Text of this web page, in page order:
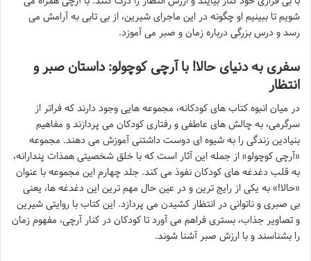
شویم تا ببینیم او چگونه در این ماجرای شیرین، از بی تابی به آرامش می
رسد و درس بزرگی درباره زمان و صبر می آموزد.
سفری به دنیای حالا! با آرچی کوچولو: داستان صبر و
انتظار
در میان انبوه کتاب های کودکانه، مجموعه هایی وجود دارند که فراتر از
سرگرمی، به چالش های عاطفی و رفتاری کودکان می پردازند و مفاهیم
بنیادین زندگی را به شیوه ای دوست داشتنی آموزش می دهند. مجموعه
«آرچی کوچولو» از جمله این آثار است که با خلق شخصیتی همذات پندارانه،
به قلب دغدغه های کودکان نفوذ می کند. جلد چهارم این مجموعه با عنوان
«حالا!» به یکی از رایج ترین و در عین حال مهم ترین این دغدغه ها، یعنی
بی صبری و ناتوانی در انتظار کشیدن می پردازد. این کتاب با روایتی شیرین
و تصاویر جذاب، بستری فراهم می آورد تا کودکان در کنار آرچی، مفهوم زمان
را بشناسند و با ارزش صبر آشنا شوند.